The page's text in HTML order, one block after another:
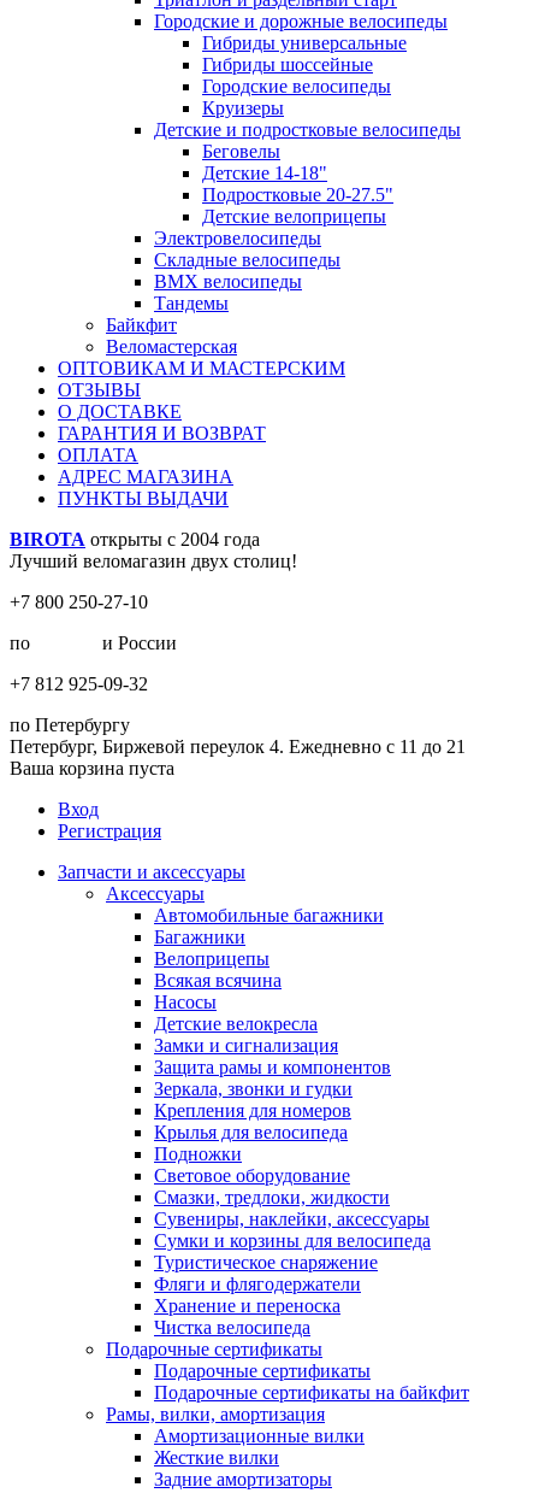
Городские и дорожные велосипеды
Гибриды универсальные
Гибриды шоссейные
Городские велосипеды
Круизеры
Детские и подростковые велосипеды
Беговелы
Детские 14-18"
Подростковые 20-27.5"
Детские велоприцепы
Электровелосипеды
Складные велосипеды
BMX велосипеды
Тандемы
Байкфит
Веломастерская
ОПТОВИКАМ И МАСТЕРСКИМ
ОТЗЫВЫ
О ДОСТАВКЕ
ГАРАНТИЯ И ВОЗВРАТ
ОПЛАТА
АДРЕС МАГАЗИНА
ПУНКТЫ ВЫДАЧИ
BIROTA открыты с 2004 года
Лучший веломагазин двух столиц!
+7 800 250-27-10
по
и России
+7 812 925-09-32
по Петербургу
Петербург, Биржевой переулок 4. Ежедневно с 11 до 21
Ваша корзина пуста
Вход
Регистрация
Запчасти и аксессуары
Аксессуары
Автомобильные багажники
Багажники
Велоприцепы
Всякая всячина
Насосы
Детские велокресла
Замки и сигнализация
Защита рамы и компонентов
Зеркала, звонки и гудки
Крепления для номеров
Крылья для велосипеда
Подножки
Световое оборудование
Смазки, тредлоки, жидкости
Сувениры, наклейки, аксессуары
Сумки и корзины для велосипеда
Туристическое снаряжение
Фляги и флягодержатели
Хранение и переноска
Чистка велосипеда
Подарочные сертификаты
Подарочные сертификаты
Подарочные сертификаты на байкфит
Рамы, вилки, амортизация
Амортизационные вилки
Жесткие вилки
Задние амортизаторы